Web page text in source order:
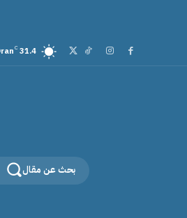
31.4
C
بحث عن مقال